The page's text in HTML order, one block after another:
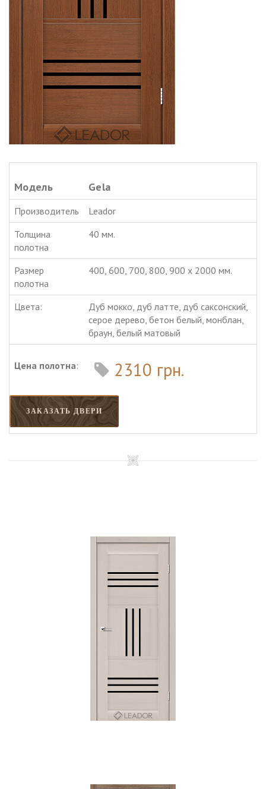
Модель Gela
Производитель
Leador
Толщина
полотна
40 мм.
Размер
полотна
400, 600, 700, 800, 900 х 2000 мм.
Цвета:
Дуб мокко, дуб латте, дуб саксонский,
серое дерево, бетон белый, монблан,
браун, белый матовый
Цена полотна: 2310 грн.
ЗАКАЗАТЬ ДВЕРИ